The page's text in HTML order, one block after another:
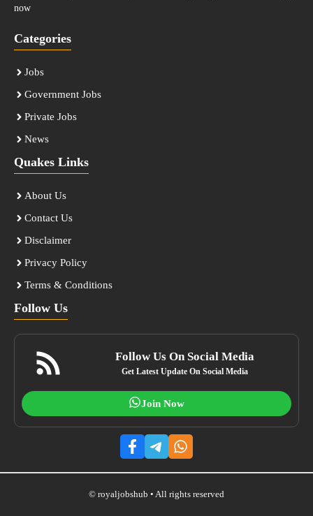
now
Categories
Jobs
Government Jobs
Private Jobs
News
Quakes Links
About Us
Contact Us
Disclaimer
Privacy Policy
Terms & Conditions
Follow Us
Follow Us On Social Media
Get Latest Update On Social Media
Join Now
© royaljobshub • All rights reserved